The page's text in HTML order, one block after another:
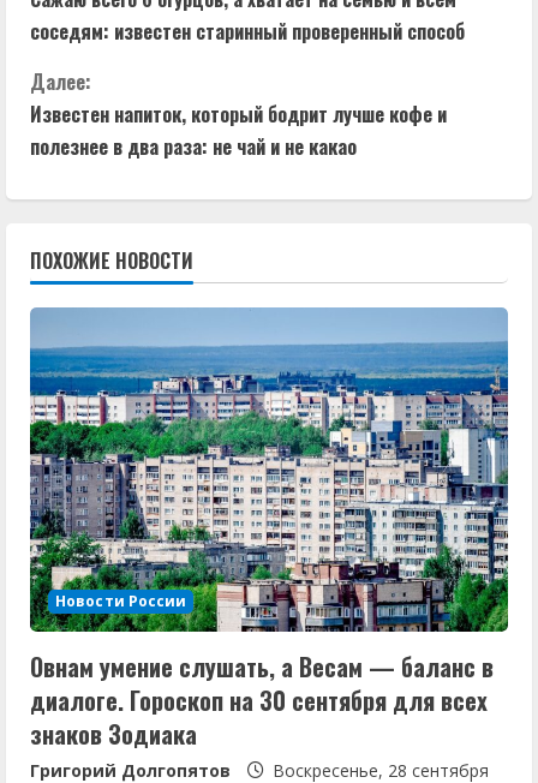
р
о
д
ж
и
т
ь
ч
т
е
н
и
е
соседям: известен старинный проверенный способ
Далее:
Известен напиток, который бодрит лучше кофе и
полезнее в два раза: не чай и не какао
ПОХОЖИЕ НОВОСТИ
Новости России
Овнам умение слушать, а Весам — баланс в
диалоге. Гороскоп на 30 сентября для всех
знаков Зодиака
Григорий Долгопятов
Воскресенье, 28 сентября